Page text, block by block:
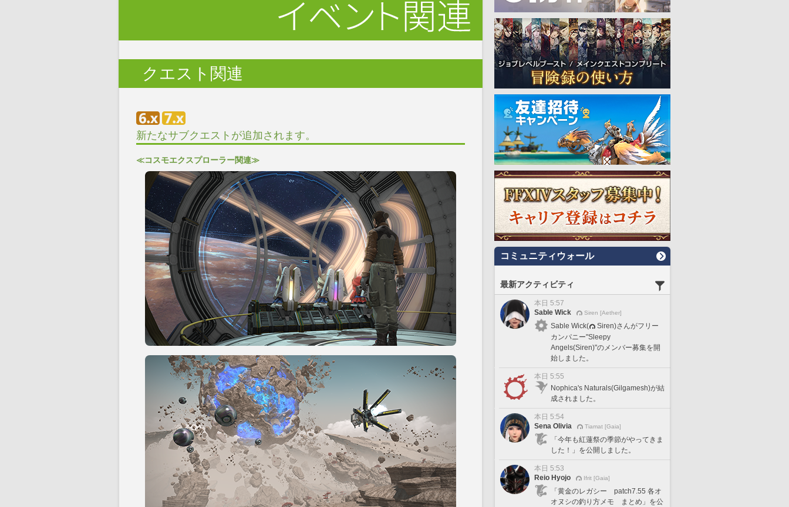
クエスト関連
新たなサブクエストが追加されます。
≪コスモエクスプローラー関連≫
コミュニティウォール
最新アクティビティ
本日 5:57
Sable Wick
Siren [Aether]
Sable Wick(
Siren)さんがフリー
カンパニー"Sleepy
Angels(Siren)"のメンバー募集を開
始しました。
本日 5:55
Nophica's Naturals(Gilgamesh)が結
成されました。
本日 5:54
Sena Olivia
Tiamat [Gaia]
「今年も紅蓮祭の季節がやってきま
した！」を公開しました。
本日 5:53
Reio Hyojo
Ifrit [Gaia]
「黄金のレガシー patch7.55 各オ
オヌシの釣り方メモ まとめ」を公